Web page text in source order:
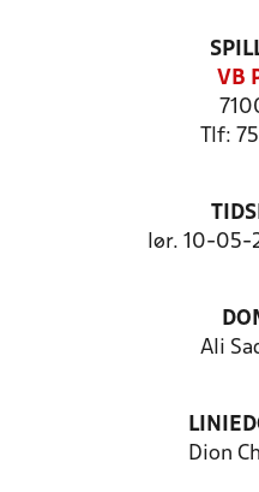
VB
Tlf:
lør. 10-05-
Ali
Dion